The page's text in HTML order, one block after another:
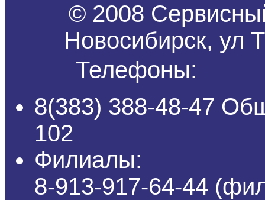
© 2008
Новосибирск, ул
Телефоны:
8(383) 388-48-47
102
Филиалы:
8-913-917-64-44